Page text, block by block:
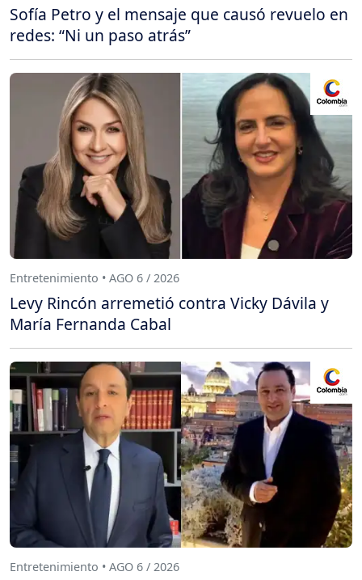
Sofía Petro y el mensaje que causó revuelo en
redes: “Ni un paso atrás”
Entretenimiento • AGO 6 / 2026
Levy Rincón arremetió contra Vicky Dávila y
María Fernanda Cabal
Entretenimiento • AGO 6 / 2026